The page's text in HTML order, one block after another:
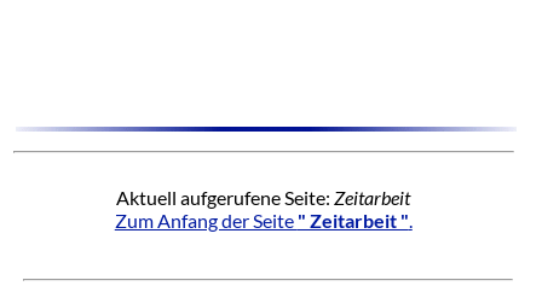
Aktuell aufgerufene Seite: Zeitarbeit
Zum Anfang der Seite " Zeitarbeit "